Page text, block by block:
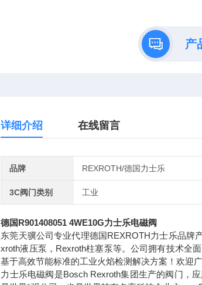
产
详细介绍 在线留言
品牌 REXROTH/德国力士乐
3C阀门类别 工业
德国R901408051 4WE10G力士乐电磁阀
东莞天骥公司专业代理德国REXROTH力士乐品牌
xroth液压泵，Rexroth柱塞泵等。公司拥有技术全
基于高效节能标准的工业火焰检测解决方案！欢迎
力士乐电磁阀是Bosch Rexroth集团生产的阀门，